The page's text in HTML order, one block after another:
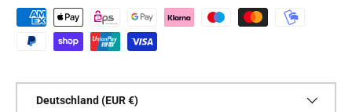
Zahlungsmethoden
Deutschland (EUR €)